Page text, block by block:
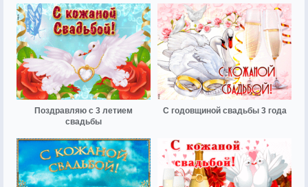
Поздравляю с 3 летием
свадьбы
С годовщиной свадьбы 3 года